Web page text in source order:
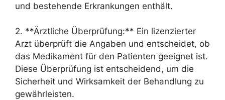
und bestehende Erkrankungen enthält.
2. **Ärztliche Überprüfung:** Ein lizenzierter
Arzt überprüft die Angaben und entscheidet, ob
das Medikament für den Patienten geeignet ist.
Diese Überprüfung ist entscheidend, um die
Sicherheit und Wirksamkeit der Behandlung zu
gewährleisten.